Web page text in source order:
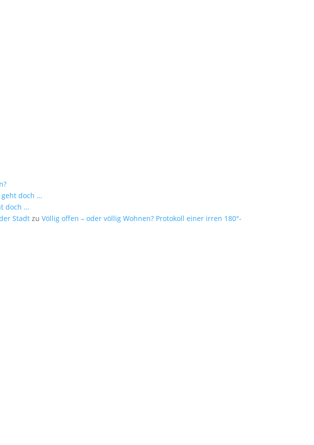
geht doch …
doch …
Stadt zuVöllig offen – oder völlig Wohnen? Protokoll einer irren 180°-